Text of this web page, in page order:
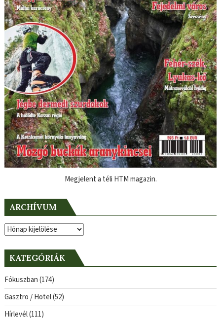
Megjelent a téli HTM magazin.
ARCHÍVUM
Archívum
KATEGÓRIÁK
Fókuszban(174)
Gasztro / Hotel(52)
Hírlevél(111)